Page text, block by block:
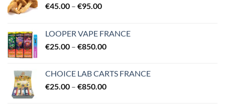
€45.00 – €95.00Price
through
€95.00
LOOPER VAPE FRANCE
€25.00 – €850.00Price
through
€850.00
CHOICE LAB CARTS FRANCE
€25.00 – €850.00Price